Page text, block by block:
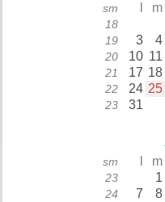
sm m
18
19 3 4
20 10 11
21 17 18
22 24 25
23 31
sm m
23 1
24 7 8